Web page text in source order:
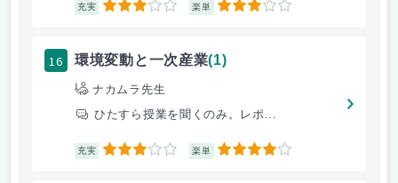
充実 3 楽単 3
16 環境変動と一次産業(1)
ナカムラ先生
ひたすら授業を聞くのみ。レポ...
充実 3 楽単 4